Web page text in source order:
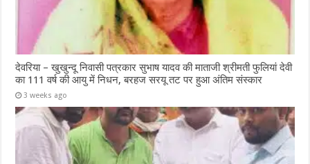
देवरिया – खुखुन्दू निवासी पत्रकार सुभाष यादव की माताजी श्रीमती फुलियां देवी
का 111 वर्ष की आयु में निधन, बरहज सरयू तट पर हुआ अंतिम संस्कार
3 weeks ago